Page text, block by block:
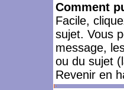
Comment
Facile,
sujet. Vous
message,
ou du sujet
Revenir en